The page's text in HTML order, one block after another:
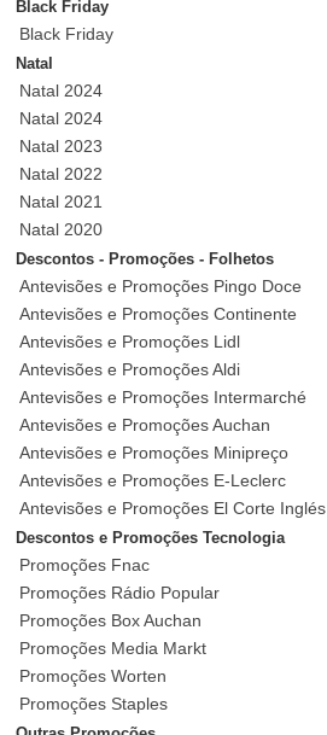
Black Friday
Black Friday
Natal
Natal 2024
Natal 2024
Natal 2023
Natal 2022
Natal 2021
Natal 2020
Descontos - Promoções - Folhetos
Antevisões e Promoções Pingo Doce
Antevisões e Promoções Continente
Antevisões e Promoções Lidl
Antevisões e Promoções Aldi
Antevisões e Promoções Intermarché
Antevisões e Promoções Auchan
Antevisões e Promoções Minipreço
Antevisões e Promoções E-Leclerc
Antevisões e Promoções El Corte Inglés
Descontos e Promoções Tecnologia
Promoções Fnac
Promoções Rádio Popular
Promoções Box Auchan
Promoções Media Markt
Promoções Worten
Promoções Staples